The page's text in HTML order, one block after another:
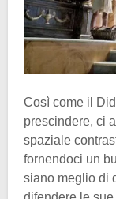
Così come il
prescindere, ci
spaziale
fornendoci un
siano meglio di